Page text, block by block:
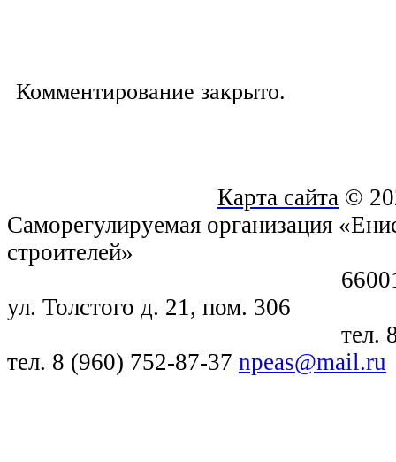
Комментирование закрыто.
Карта сайта ©
Саморегулируемая организация
строителей»
660018, г.
ул. Толстого д. 21, пом. 306
тел. 8 (391)
тел. 8 (960) 752-87-37 npeas@mail.ru